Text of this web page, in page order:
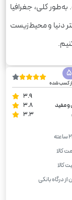
به‌طور کلی، جغرافیا
دنیا و محیط‌زیست
کسب شده
3.9
و مفید
3.8
3.3
کالا
کالا
درگاه بانکی